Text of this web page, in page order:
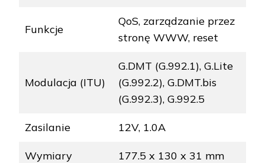
Funkcje
QoS, zarządzanie przez
stronę WWW, reset
Modulacja (ITU)
G.DMT (G.992.1), G.Lite
(G.992.2), G.DMT.bis
(G.992.3), G.992.5
Zasilanie 12V, 1.0A
Wymiary 177.5 x 130 x 31 mm